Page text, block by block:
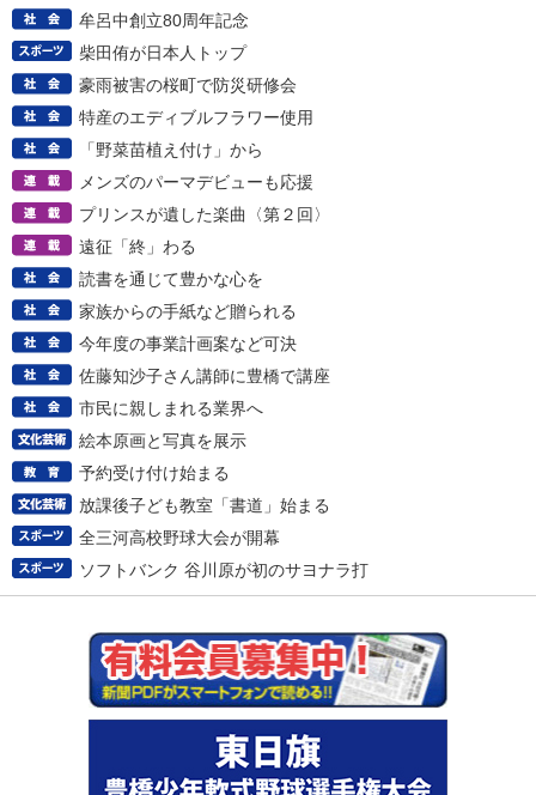
牟呂中創立80周年記念
柴田侑が日本人トップ
豪雨被害の桜町で防災研修会
特産のエディブルフラワー使用
「野菜苗植え付け」から
メンズのパーマデビューも応援
プリンスが遺した楽曲〈第２回〉
遠征「終」わる
読書を通じて豊かな心を
家族からの手紙など贈られる
今年度の事業計画案など可決
佐藤知沙子さん講師に豊橋で講座
市民に親しまれる業界へ
絵本原画と写真を展示
予約受け付け始まる
放課後子ども教室「書道」始まる
全三河高校野球大会が開幕
ソフトバンク 谷川原が初のサヨナラ打